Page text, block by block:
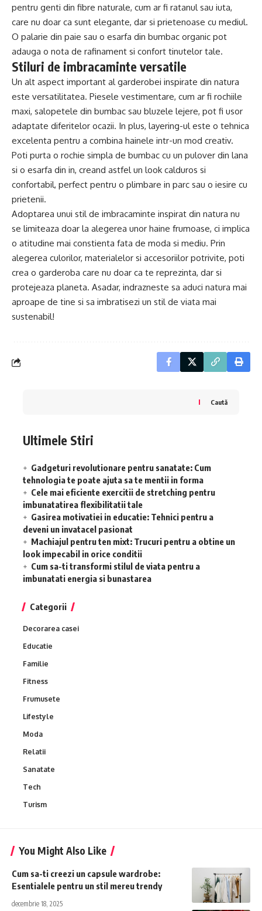
pentru genti din fibre naturale, cum ar fi ratanul sau iuta,
care nu doar ca sunt elegante, dar si prietenoase cu mediul.
O palarie din paie sau o esarfa din bumbac organic pot
adauga o nota de rafinament si confort tinutelor tale.
Stiluri de imbracaminte versatile
Un alt aspect important al garderobei inspirate din natura
este versatilitatea. Piesele vestimentare, cum ar fi rochiile
maxi, salopetele din bumbac sau bluzele lejere, pot fi usor
adaptate diferitelor ocazii. In plus, layering-ul este o tehnica
excelenta pentru a combina hainele intr-un mod creativ.
Poti purta o rochie simpla de bumbac cu un pulover din lana
si o esarfa din in, creand astfel un look calduros si
confortabil, perfect pentru o plimbare in parc sau o iesire cu
prietenii.
Adoptarea unui stil de imbracaminte inspirat din natura nu
se limiteaza doar la alegerea unor haine frumoase, ci implica
o atitudine mai constienta fata de moda si mediu. Prin
alegerea culorilor, materialelor si accesoriilor potrivite, poti
crea o garderoba care nu doar ca te reprezinta, dar si
protejeaza planeta. Asadar, indrazneste sa aduci natura mai
aproape de tine si sa imbratisezi un stil de viata mai
sustenabil!
Caută
Ultimele Stiri
Gadgeturi revolutionare pentru sanatate: Cum
tehnologia te poate ajuta sa te mentii in forma
Cele mai eficiente exercitii de stretching pentru
imbunatatirea flexibilitatii tale
Gasirea motivatiei in educatie: Tehnici pentru a
deveni un invatacel pasionat
Machiajul pentru ten mixt: Trucuri pentru a obtine un
look impecabil in orice conditii
Cum sa-ti transformi stilul de viata pentru a
imbunatati energia si bunastarea
Categorii
Decorarea casei
Educatie
Familie
Fitness
Frumusete
Lifestyle
Moda
Relatii
Sanatate
Tech
Turism
You Might Also Like
Cum sa-ti creezi un capsule wardrobe:
Esentialele pentru un stil mereu trendy
decembrie 18, 2025